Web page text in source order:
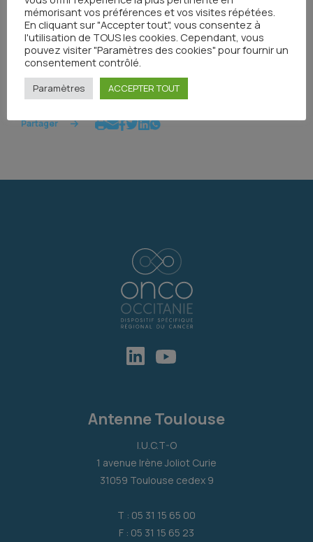
Partager
Antenne Toulouse
I.U.C.T-O
1 avenue Irène Joliot Curie
31059 Toulouse cedex 9
T : 05 31 15 65 00
F : 05 31 15 65 23
mémorisant vos préférences et vos visites répétées.
En cliquant sur "Accepter tout", vous consentez à
l'utilisation de TOUS les cookies. Cependant, vous
pouvez visiter "Paramètres des cookies" pour fournir un
consentement contrôlé.
Paramètres ACCEPTER TOUT